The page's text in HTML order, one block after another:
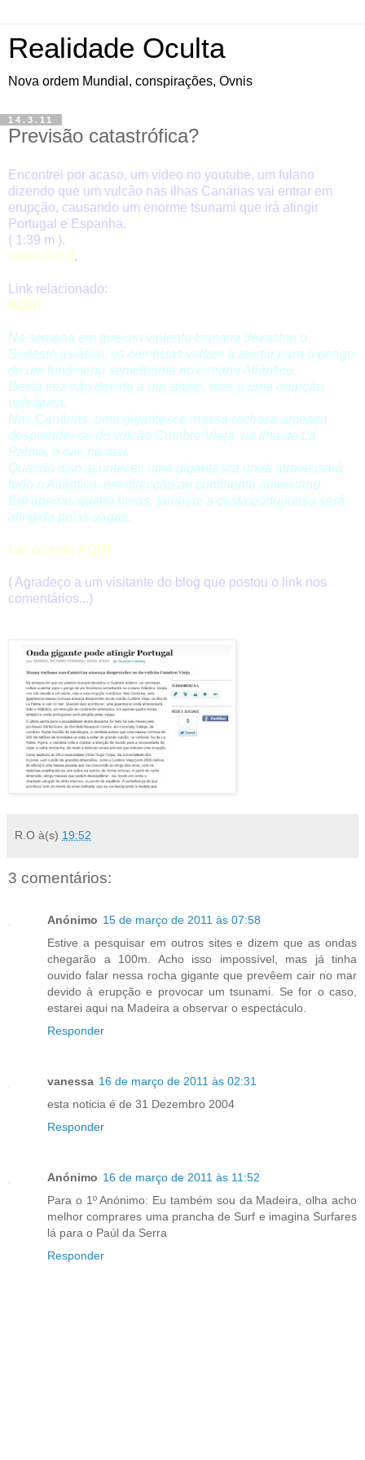
Realidade Oculta
Nova ordem Mundial, conspirações, Ovnis
14.3.11
Previsão catastrófica?
Encontrei por acaso, um video no youtube, um fulano
dizendo que um vulcâo nas ilhas Canárias vai entrar em
erupção, causando um enorme tsunami que irá atingir
Portugal e Espanha.
( 1:39 m ).
video AQUI .
Link relacionado:
AQUI
Na semana em que um violento tsunami devastou o
Sudeste asiático, os cientistas voltam a alertar para o perigo
de um fenómeno semelhante no oceano Atlântico.
Desta vez não devido a um sismo, mas a uma erupção
vulcânica.
Nas Canárias, uma gigantesca massa rochosa ameaça
desprender-se do vulcão Cumbre Vieja, na ilha de La
Palma, e cair no mar.
Quando isso acontecer, uma gigantesca onda atravessará
todo o Atlântico, em direcção ao continente americano.
Em apenas quatro horas, também a costa portuguesa será
atingida pelas vagas.
Ler o resto AQUI
( Agradeço a um visitante do blog que postou o link nos
comentários...)
R.O à(s) 19:52
3 comentários:
Anónimo 15 de março de 2011 às 07:58
Estive a pesquisar em outros sites e dizem que as ondas
chegarão a 100m. Acho isso impossível, mas já tinha
ouvido falar nessa rocha gigante que prevêem cair no mar
devido à erupção e provocar um tsunami. Se for o caso,
estarei aqui na Madeira a observar o espectáculo.
Responder
vanessa 16 de março de 2011 às 02:31
esta noticia é de 31 Dezembro 2004
Responder
Anónimo 16 de março de 2011 às 11:52
Para o 1º Anónimo: Eu também sou da Madeira, olha acho
melhor comprares uma prancha de Surf e imagina Surfares
lá para o Paúl da Serra
Responder